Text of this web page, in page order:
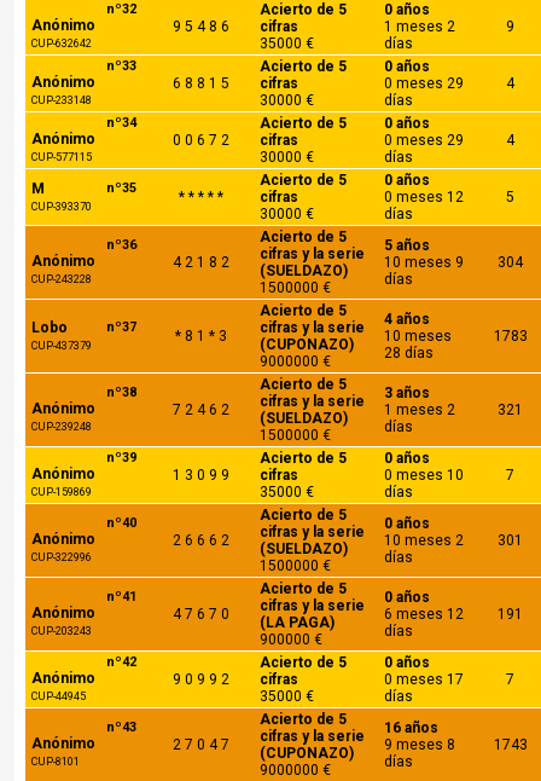
nº32
Anónimo
CUP-632642
9 5 4 8 6
Acierto de 5
cifras
35000 €
0 años
1 meses 2
días
9
nº33
Anónimo
CUP-233148
6 8 8 1 5
Acierto de 5
cifras
30000 €
0 años
0 meses 29
días
4
nº34
Anónimo
CUP-577115
0 0 6 7 2
Acierto de 5
cifras
30000 €
0 años
0 meses 29
días
4
nº35
M
CUP-393370
* * * * *
Acierto de 5
cifras
30000 €
0 años
0 meses 12
días
5
nº36
Anónimo
CUP-243228
4 2 1 8 2
Acierto de 5
cifras y la serie
(SUELDAZO)
1500000 €
5 años
10 meses 9
días
304
nº37
Lobo
CUP-437379
* 8 1 * 3
Acierto de 5
cifras y la serie
(CUPONAZO)
9000000 €
4 años
10 meses
28 días
1783
nº38
Anónimo
CUP-239248
7 2 4 6 2
Acierto de 5
cifras y la serie
(SUELDAZO)
1500000 €
3 años
1 meses 2
días
321
nº39
Anónimo
CUP-159869
1 3 0 9 9
Acierto de 5
cifras
35000 €
0 años
0 meses 10
días
7
nº40
Anónimo
CUP-322996
2 6 6 6 2
Acierto de 5
cifras y la serie
(SUELDAZO)
1500000 €
0 años
10 meses 2
días
301
nº41
Anónimo
CUP-203243
4 7 6 7 0
Acierto de 5
cifras y la serie
(LA PAGA)
900000 €
0 años
6 meses 12
días
191
nº42
Anónimo
CUP-44945
9 0 9 9 2
Acierto de 5
cifras
35000 €
0 años
0 meses 17
días
7
nº43
Anónimo
CUP-8101
2 7 0 4 7
Acierto de 5
cifras y la serie
(CUPONAZO)
9000000 €
16 años
9 meses 8
días
1743